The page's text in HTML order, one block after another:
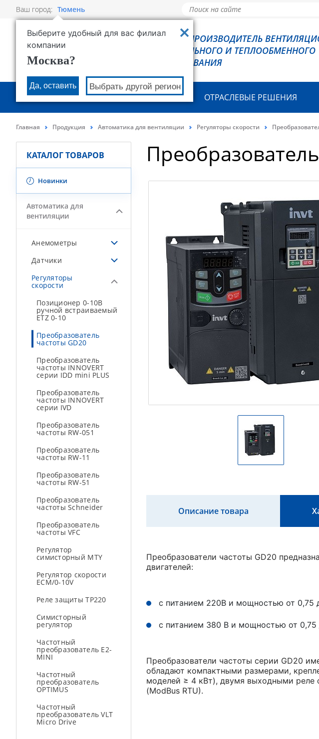
Ваш город: Тюмень
Выберите удобный для вас филиал
компании
Москва?
Да, оставить Выбрать другой регион
РОВЕН - ПРОИЗВОДИТЕЛЬ
ХОЛОДИЛЬНОГО И ТЕПЛООБМЕННОГО
ОБОРУДОВАНИЯ
О КОМПАНИИ ПРОДУКЦИЯ ОТРАСЛЕВЫЕ РЕШЕНИЯ
Главная Продукция Автоматика для вентиляции Регуляторы скорости
КАТАЛОГ ТОВАРОВ
Новинки
Автоматика для
вентиляции
Анемометры
Датчики
Регуляторы
скорости
Позиционер 0-10В
ручной встраиваемый
ETZ 0-10
Преобразователь
частоты GD20
Преобразователь
частоты INNOVERT
серии IDD mini PLUS
Преобразователь
частоты INNOVERT
серии IVD
Преобразователь
частоты RW-051
Преобразователь
частоты RW-11
Преобразователь
частоты RW-51
Преобразователь
частоты Schneider
Преобразователь
частоты VFC
Регулятор
симисторный MTY
Регулятор скорости
ECM/0-10V
Реле защиты ТР220
Симисторный
регулятор
Частотный
преобразователь E2-
MINI
Частотный
преобразователь
OPTIMUS
Частотный
преобразователь VLT
Micro Drive
Описание товара
Преобразователи частоты GD20
двигателей:
с питанием 220В и мощностью от 0,75
с питанием 380 В и мощностью от 0,75
Преобразователи частоты серии GD20
обладают компактными размерами,
моделей ≥ 4 кВт), двумя выходными
(ModBus RTU).